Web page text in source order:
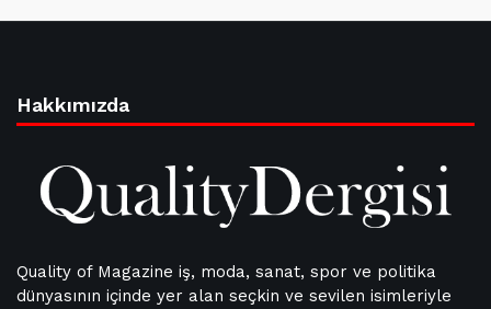
Hakkımızda
Quality of Magazine iş, moda, sanat, spor ve politika
dünyasının içinde yer alan seçkin ve sevilen isimleriyle